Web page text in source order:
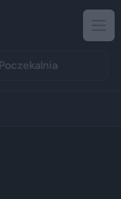
Poczekalnia